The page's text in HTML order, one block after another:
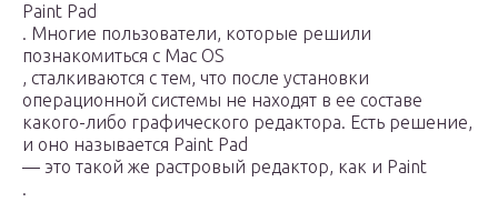
Paint Pad
. Многие пользователи, которые решили
познакомиться с Mac OS
, сталкиваются с тем, что после установки
операционной системы не находят в ее составе
какого-либо графического редактора. Есть решение,
и оно называется Paint Pad
— это такой же растровый редактор, как и Paint
.